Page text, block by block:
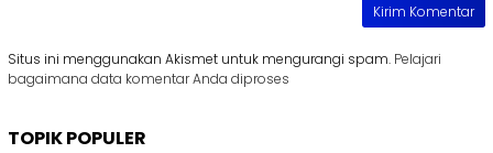
Situs ini menggunakan Akismet untuk mengurangi spam. Pelajari
bagaimana data komentar Anda diproses
TOPIK POPULER